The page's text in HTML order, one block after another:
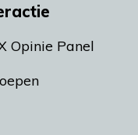
Opinie Panel